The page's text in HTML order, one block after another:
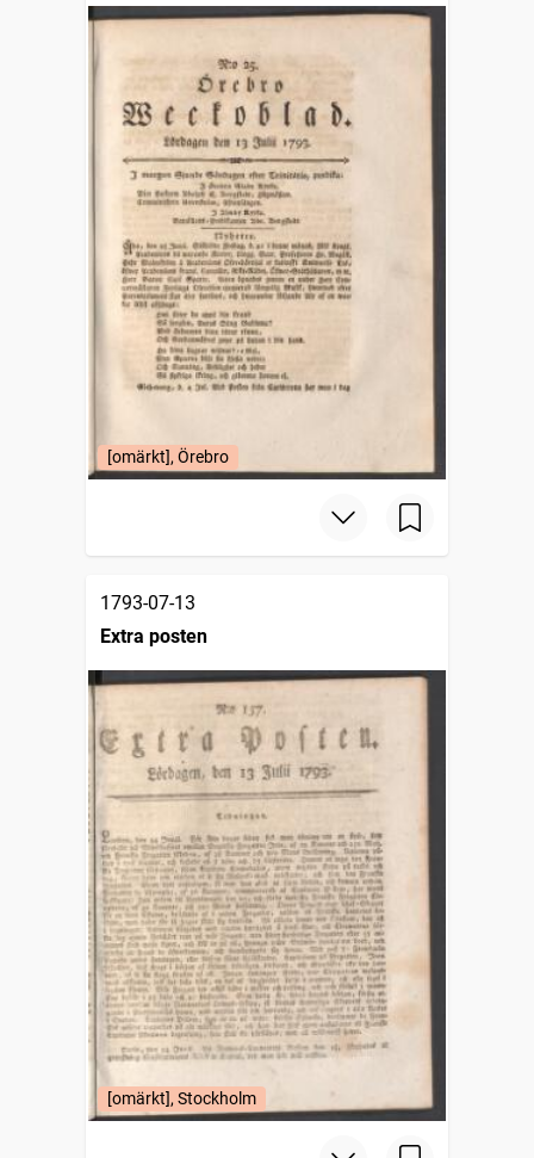
[omärkt], Örebro
1793-07-13
Extra posten
[omärkt], Stockholm